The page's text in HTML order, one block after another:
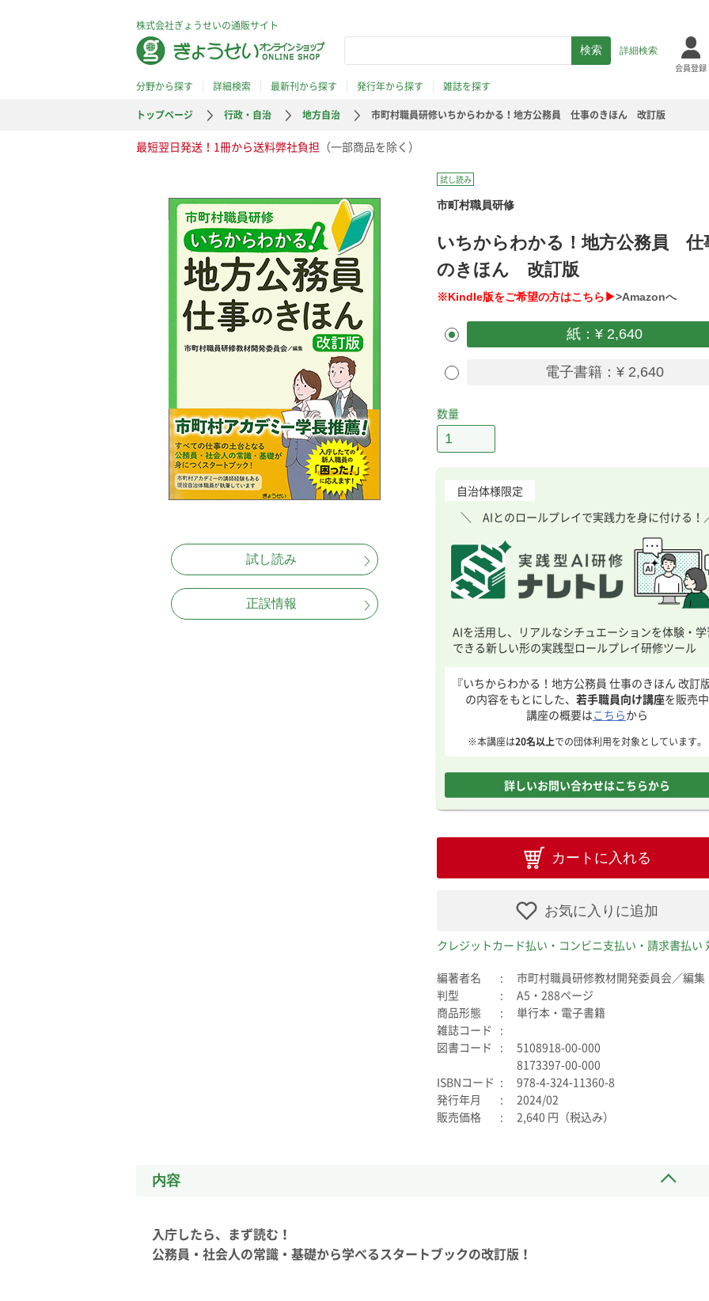
株式会社ぎょうせいの通販サイト
詳細検索
会員登録
分野から探す 詳細検索 最新刊から探す 発行年から探す
雑誌を探す
トップページ
行政・自治 地方自治 市町村職員研修いちからわかる！地方公務員 仕事のきほん 改訂版
最短翌日発送！1冊から送料弊社負担 （一部商品を除く）
試し読み
正誤情報
試し読み
市町村職員研修
いちからわかる！地方公務員 仕
のきほん 改訂版
※Kindle版をご希望の方はこちら▶>Amazonへ
紙：¥ 2,640
電子書籍：¥ 2,640
数量
自治体様限定
＼ AIとのロールプレイで実践力を身に付ける！
AIを活用し、リアルなシチュエーションを体験・
できる新しい形の実践型ロールプレイ研修ツール
『いちからわかる！地方公務員 仕事のきほん 改訂
の内容をもとにした、 若手職員向け講座を販売中
講座の概要はこちらから
※本講座は20名以上での団体利用を対象としています。
詳しいお問い合わせはこちらから
カートに入れる
お気に入りに追加
クレジットカード払い・コンビニ支払い・請求書払い
編著者名
市町村職員研修教材開発委員会／編集
判型
A5・288ページ
商品形態
単行本・電子書籍
雑誌コード
図書コード
5108918-00-000
8173397-00-000
ISBNコード
978-4-324-11360-8
発行年月
2024/02
販売価格
2,640 円（税込み）
内容
入庁したら、まず読む！
公務員・社会人の常識・基礎から学べるスタートブックの改訂版！